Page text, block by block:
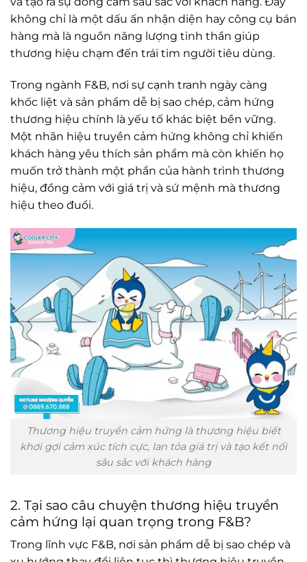
không chỉ là một dấu ấn nhận diện hay công cụ bán
hàng mà là nguồn năng lượng tinh thần giúp
thương hiệu chạm đến trái tim người tiêu dùng.
Trong ngành F&B, nơi sự cạnh tranh ngày càng
khốc liệt và sản phẩm dễ bị sao chép, cảm hứng
thương hiệu chính là yếu tố khác biệt bền vững.
Một nhãn hiệu truyền cảm hứng không chỉ khiến
khách hàng yêu thích sản phẩm mà còn khiến họ
muốn trở thành một phần của hành trình thương
hiệu, đồng cảm với giá trị và sứ mệnh mà thương
hiệu theo đuổi.
Thương hiệu truyền cảm hứng là thương hiệu biết
khơi gợi cảm xúc tích cực, lan tỏa giá trị và tạo kết nối
sâu sắc với khách hàng
2. Tại sao câu chuyện thương hiệu truyền
cảm hứng lại quan trọng trong F&B?
Trong lĩnh vực F&B, nơi sản phẩm dễ bị sao chép và